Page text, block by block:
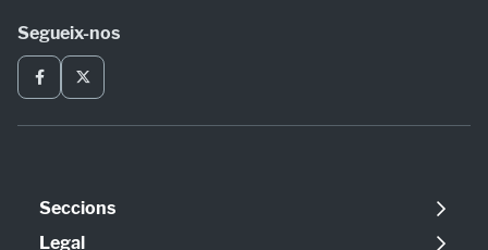
Segueix-nos
Seccions
Política
Legal